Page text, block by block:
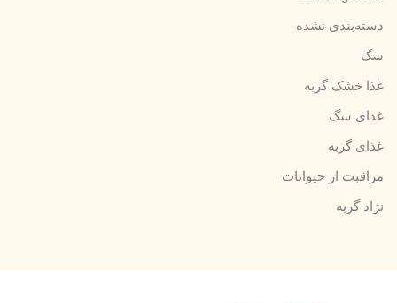
دسته‌بندی نشده
سگ
غذا خشک گربه
غذای سگ
غذای گربه
مراقبت از حیوانات
نژاد گربه